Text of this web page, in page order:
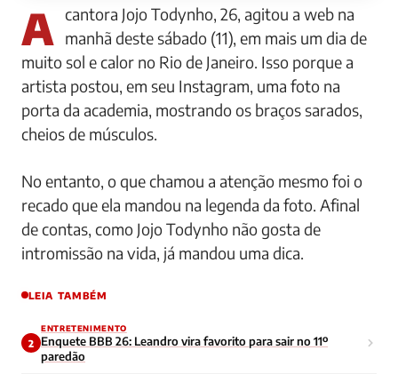
A cantora Jojo Todynho, 26, agitou a web na
manhã deste sábado (11), em mais um dia de
muito sol e calor no Rio de Janeiro. Isso porque a
artista postou, em seu Instagram, uma foto na
porta da academia, mostrando os braços sarados,
cheios de músculos.
No entanto, o que chamou a atenção mesmo foi o
recado que ela mandou na legenda da foto. Afinal
de contas, como Jojo Todynho não gosta de
intromissão na vida, já mandou uma dica.
LEIA TAMBÉM
2
ENTRETENIMENTO
Enquete BBB 26: Leandro vira favorito para sair no 11º
paredão